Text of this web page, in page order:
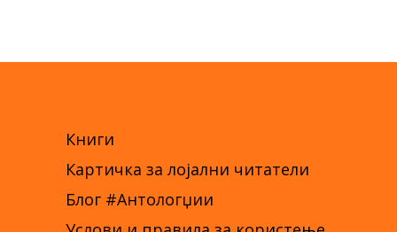
Книги
Картичка за лојални читатели
Блог #Антологџии